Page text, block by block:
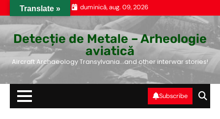
to
duminică, aug. 09, 2026
Detecție de Metale – Arheologie
aviatică
Aircraft Archaeology Transylvania…and other interwar stories!
Subscribe
Translate »